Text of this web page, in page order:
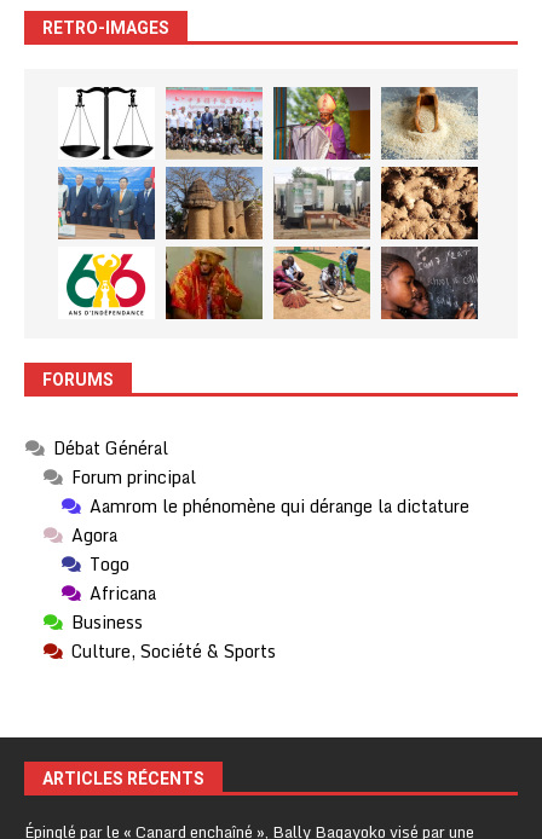
RETRO-IMAGES
FORUMS
Débat Général
Forum principal
Aamrom le phénomène qui dérange la dictature
Agora
Togo
Africana
Business
Culture, Société & Sports
ARTICLES RÉCENTS
Épinglé par le « Canard enchaîné », Bally Bagayoko visé par une